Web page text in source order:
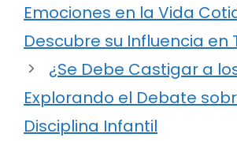
Emociones en la Vida
Descubre su Influencia en
¿Se Debe Castigar a
Explorando el Debate
Disciplina Infantil